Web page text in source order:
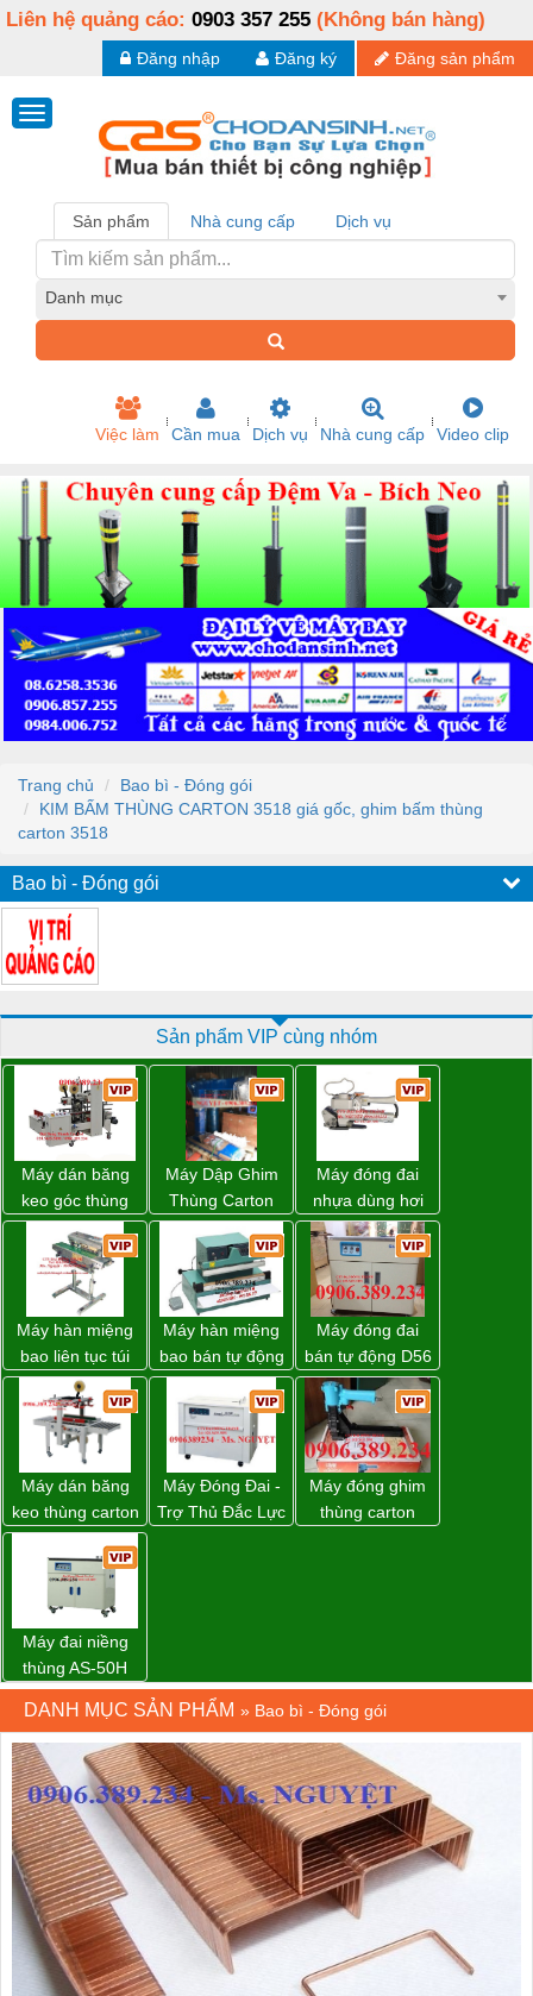
Liên hệ quảng cáo: 0903 357 255 (Không bán hàng)
Đăng sản phẩm
Đăng ký
Đăng nhập
Sản phẩm Nhà cung cấp Dịch vụ
Danh mục
Việc làm Cần mua Dịch vụ Nhà cung cấp Video clip
Trang chủ
Bao bì - Đóng gói
KIM BẤM THÙNG CARTON 3518 giá gốc, ghim bấm thùng
carton 3518
Bao bì - Đóng gói
Sản phẩm VIP cùng nhóm
Máy dán băng
keo góc thùng
carton giá tốt
Đồng Nai
Máy Dập Ghim
Thùng Carton
Wp-1200 Chính
Hãng Đài Loan
Máy đóng đai
nhựa dùng hơi
khí nén WP-20
Máy hàn miệng
bao liên tục túi
nằm nghiêng.
Máy hàn miệng
bao bán tự động
nhập khẩu
Taiwan
Máy đóng đai
bán tự động D56
Strapack
Máy dán băng
keo thùng carton
WP-5050RL
chính hãng
Máy Đóng Đai -
Trợ Thủ Đắc Lực
Máy đóng ghim
thùng carton
Máy đai niềng
thùng AS-50H
Wellpack
DANH MỤC SẢN PHẨM » Bao bì - Đóng gói